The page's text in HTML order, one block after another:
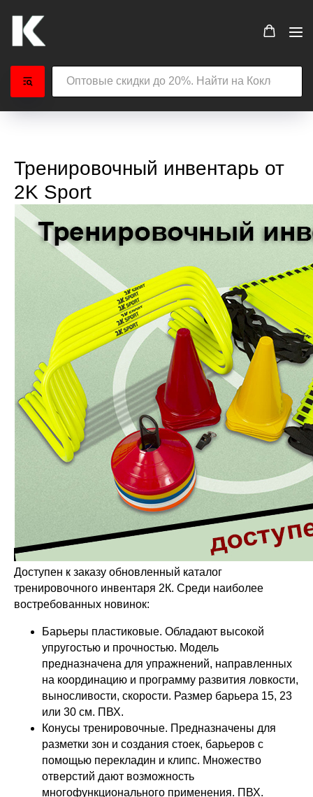
Тренировочный инвентарь от
2K Sport
Доступен к заказу обновленный каталог
тренировочного инвентаря 2К. Среди наиболее
востребованных новинок:
Барьеры пластиковые. Обладают высокой
упругостью и прочностью. Модель
предназначена для упражнений, направленных
на координацию и программу развития ловкости,
выносливости, скорости. Размер барьера 15, 23
или 30 см. ПВХ.
Конусы тренировочные. Предназначены для
разметки зон и создания стоек, барьеров с
помощью перекладин и клипс. Множество
отверстий дают возможность
многофункционального применения. ПВХ.